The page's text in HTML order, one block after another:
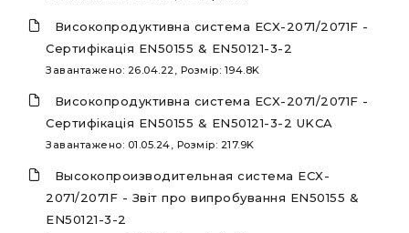
Високопродуктивна система ECX-2071/2071F -
Сертифікація EN50155 & EN50121-3-2
Завантажено: 26.04.22, Розмір: 194.8K
Високопродуктивна система ECX-2071/2071F -
Сертифікація EN50155 & EN50121-3-2 UKCA
Завантажено: 01.05.24, Розмір: 217.9K
Высокопроизводительная система ECX-
2071/2071F - Звіт про випробування EN50155 &
EN50121-3-2